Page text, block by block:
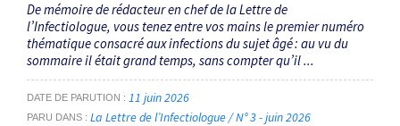
De mémoire de rédacteur en chef de la Lettre de
l’Infectiologue, vous tenez entre vos mains le premier numéro
thématique consacré aux infections du sujet âgé : au vu du
sommaire il était grand temps, sans compter qu’il ...
DATE DE PARUTION 11 juin 2026
PARU DANS La Lettre de l’Infectiologue / N° 3 - juin 2026